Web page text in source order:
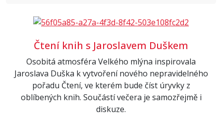
Čtení knih s Jaroslavem Duškem
Osobitá atmosféra Velkého mlýna inspirovala
Jaroslava Duška k vytvoření nového nepravidelného
pořadu Čtení, ve kterém bude číst úryvky z
oblíbených knih. Součástí večera je samozřejmě i
diskuze.